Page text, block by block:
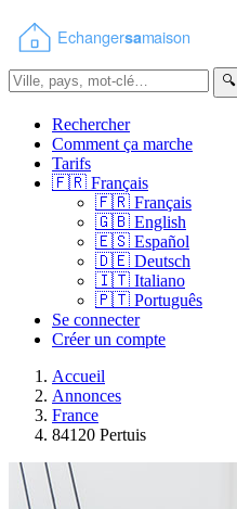
🔍
Rechercher
Comment ça marche
Tarifs
🇫🇷 Français
🇫🇷 Français
🇬🇧 English
🇪🇸 Español
🇩🇪 Deutsch
🇮🇹 Italiano
🇵🇹 Português
Se connecter
Créer un compte
Accueil
Annonces
France
84120 Pertuis